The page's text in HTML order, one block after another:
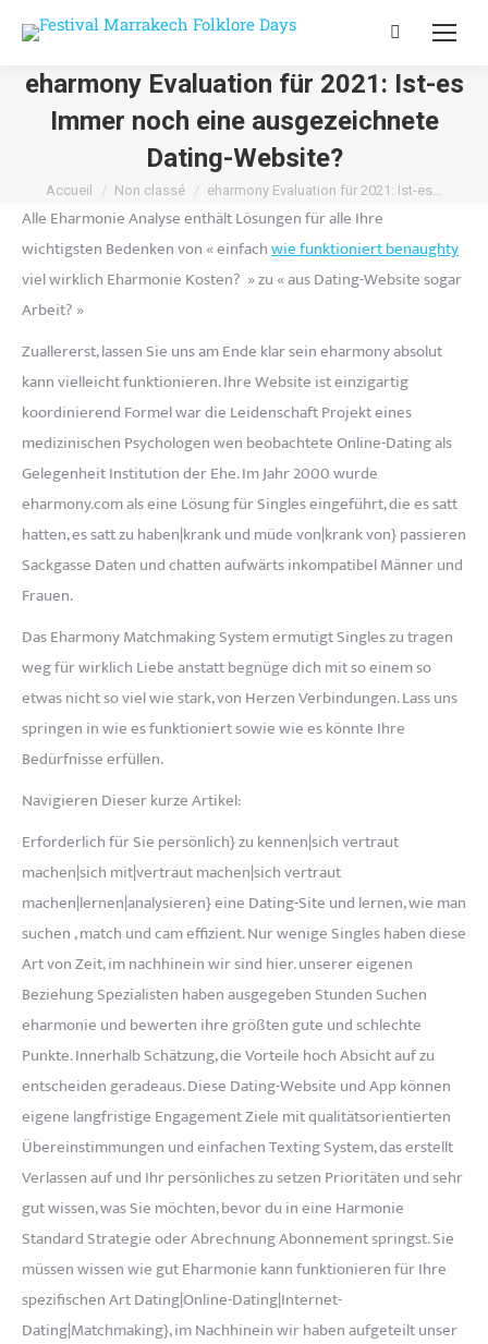
Recherche
eharmony Evaluation für 2021: Ist-es
Immer noch eine ausgezeichnete
Dating-Website?
Vous êtes ici :
Accueil Non classé eharmony Evaluation für 2021: Ist-es…
Alle Eharmonie Analyse enthält Lösungen für alle Ihre
wichtigsten Bedenken von « einfachwie funktioniert benaughty
viel wirklich Eharmonie Kosten? » zu « aus Dating-Website sogar
Arbeit? »
Zuallererst, lassen Sie uns am Ende klar sein eharmony absolut
kann vielleicht funktionieren. Ihre Website ist einzigartig
koordinierend Formel war die Leidenschaft Projekt eines
medizinischen Psychologen wen beobachtete Online-Dating als
Gelegenheit Institution der Ehe. Im Jahr 2000 wurde
eharmony.com als eine Lösung für Singles eingeführt, die es satt
hatten, es satt zu haben|krank und müde von|krank von} passieren
Sackgasse Daten und chatten aufwärts inkompatibel Männer und
Frauen.
Das Eharmony Matchmaking System ermutigt Singles zu tragen
weg für wirklich Liebe anstatt begnüge dich mit so einem so
etwas nicht so viel wie stark, von Herzen Verbindungen. Lass uns
springen in wie es funktioniert sowie wie es könnte Ihre
Bedürfnisse erfüllen.
Navigieren Dieser kurze Artikel:
Erforderlich für Sie persönlich} zu kennen|sich vertraut
machen|sich mit|vertraut machen|sich vertraut
machen|lernen|analysieren} eine Dating-Site und lernen, wie man
suchen , match und cam effizient. Nur wenige Singles haben diese
Art von Zeit, im nachhinein wir sind hier. unserer eigenen
Beziehung Spezialisten haben ausgegeben Stunden Suchen
eharmonie und bewerten ihre größten gute und schlechte
Punkte. Innerhalb Schätzung, die Vorteile hoch Absicht auf zu
entscheiden geradeaus. Diese Dating-Website und App können
eigene langfristige Engagement Ziele mit qualitätsorientierten
Übereinstimmungen und einfachen Texting System, das erstellt
Verlassen auf und Ihr persönliches zu setzen Prioritäten und sehr
gut wissen, was Sie möchten, bevor du in eine Harmonie
Standard Strategie oder Abrechnung Abonnement springst. Sie
müssen wissen wie gut Eharmonie kann funktionieren für Ihre
spezifischen Art Dating|Online-Dating|Internet-
Dating|Matchmaking}, im Nachhinein wir haben aufgeteilt unser